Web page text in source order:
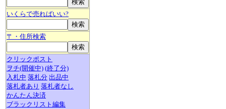
いくらで売ればいい?
〒・住所検索
クリックポスト
ヲチ(開催中) (終了分)
入札中 落札分 出品中
落札者あり 落札者なし
かんたん決済
ブラックリスト編集